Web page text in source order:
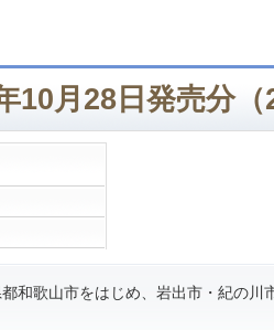
月28日発売分（
和歌山市をはじめ、岩出市・紀の川